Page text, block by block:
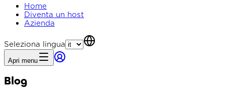
Home
Diventa un host
Azienda
Seleziona lingua
Apri menu
Blog